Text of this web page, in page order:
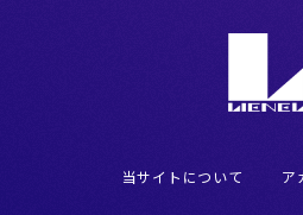
当サイトについて ア